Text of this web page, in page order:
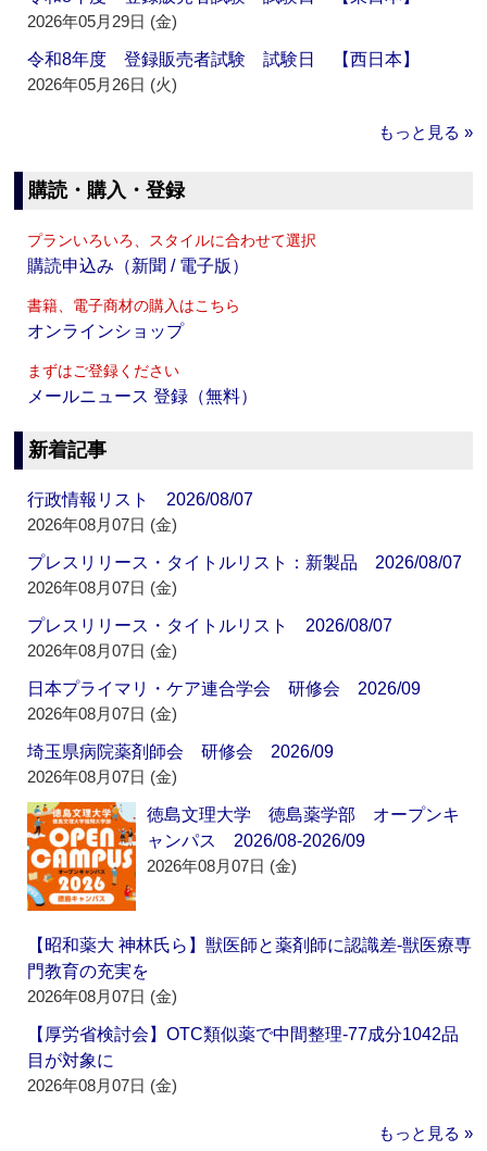
2026年05月29日 (金)
令和8年度 登録販売者試験 試験日 【西日本】
2026年05月26日 (火)
もっと見る »
購読・購入・登録
プランいろいろ、スタイルに合わせて選択
購読申込み（新聞 / 電子版）
書籍、電子商材の購入はこちら
オンラインショップ
まずはご登録ください
メールニュース 登録（無料）
新着記事
行政情報リスト 2026/08/07
2026年08月07日 (金)
プレスリリース・タイトルリスト：新製品 2026/08/07
2026年08月07日 (金)
プレスリリース・タイトルリスト 2026/08/07
2026年08月07日 (金)
日本プライマリ・ケア連合学会 研修会 2026/09
2026年08月07日 (金)
埼玉県病院薬剤師会 研修会 2026/09
2026年08月07日 (金)
徳島文理大学 徳島薬学部 オープンキ
ャンパス 2026/08-2026/09
2026年08月07日 (金)
【昭和薬大 神林氏ら】獣医師と薬剤師に認識差‐獣医療専
門教育の充実を
2026年08月07日 (金)
【厚労省検討会】OTC類似薬で中間整理‐77成分1042品
目が対象に
2026年08月07日 (金)
もっと見る »